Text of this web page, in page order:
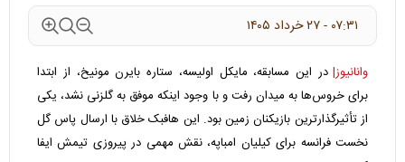
۰۷:۳۱ - ۲۷ خرداد ۱۴۰۵
وانانیوز| در این مسابقه، مایکل اولیسه، ستاره بایرن مونیخ، از ابتدا
برای خروس‌ها به میدان رفت و با وجود اینکه موفق به گلزنی نشد، یکی
از تأثیرگذارترین بازیکنان زمین بود. این هافبک خلاق با ارسال پاس گل
نخست فرانسه برای کیلیان امباپه، نقش مهمی در پیروزی تیمش ایفا